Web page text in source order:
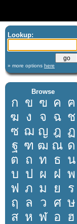
Lookup:
» more options here
Browse
ก ข ฃ ค ฅ
ฆ ง จ ฉ ช
ซ ฌ ญ ฎ ฏ
ฐ ฑ ฒ ณ ด
ต ถ ท ธ น
บ ป ผ ฝ พ
ฟ ภ ม ย
ร
ฤ
ล ว ศ ษ
ส ห ฬ อ ฮ